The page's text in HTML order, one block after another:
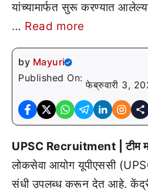
यांच्यामार्फत सुरू करण्यात
… Read more
by Mayuri
Published On:
फेब्रुवारी 3,
UPSC Recruitment | टीम
लोकसेवा आयोग यूपीएससी
संधी उपलब्ध करून देत आहे.